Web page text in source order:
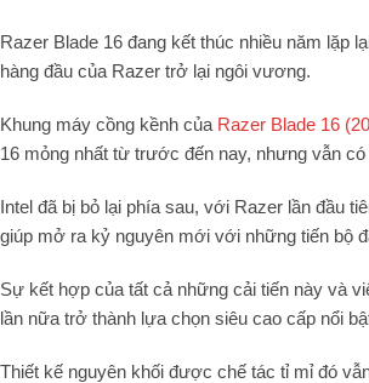
Razer Blade 16 đang kết thúc nhiều năm lặp
hàng đầu của Razer trở lại ngôi vương.
Khung máy cồng kềnh của Razer Blade 16
16 mỏng nhất từ ​​trước đến nay, nhưng vẫn
Intel đã bị bỏ lại phía sau, với Razer lần đầu
giúp mở ra kỷ nguyên mới với những tiến bộ
Sự kết hợp của tất cả những cải tiến này và
lần nữa trở thành lựa chọn siêu cao cấp nổi
Thiết kế nguyên khối được chế tác tỉ mỉ đó